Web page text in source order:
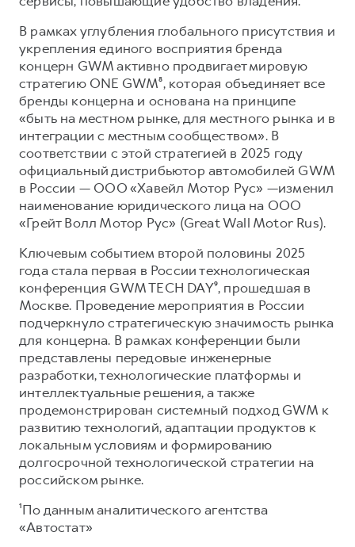
В рамках углубления глобального присутствия и
укрепления единого восприятия бренда
концерн GWM активно продвигает мировую
стратегию ONE GWM⁸, которая объединяет все
бренды концерна и основана на принципе
«быть на местном рынке, для местного рынка и в
интеграции с местным сообществом». В
соответствии с этой стратегией в 2025 году
официальный дистрибьютор автомобилей GWM
в России — ООО «Хавейл Мотор Рус» —изменил
наименование юридического лица на ООО
«Грейт Волл Мотор Рус» (Great Wall Motor Rus).
Ключевым событием второй половины 2025
года стала первая в России технологическая
конференция GWM TECH DAY⁹, прошедшая в
Москве. Проведение мероприятия в России
подчеркнуло стратегическую значимость рынка
для концерна. В рамках конференции были
представлены передовые инженерные
разработки, технологические платформы и
интеллектуальные решения, а также
продемонстрирован системный подход GWM к
развитию технологий, адаптации продуктов к
локальным условиям и формированию
долгосрочной технологической стратегии на
российском рынке.
¹По данным аналитического агентства
«Автостат»